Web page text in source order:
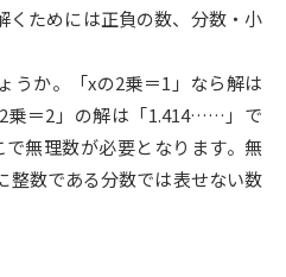
べる
国際・グローバルに強い大学特
集
奨学金・特待生制度特集
くためには正負の数、分数・小
うか。「xの2乗＝1」なら解は
乗＝2」の解は「1.414……」で
無理数が必要となります。無
整数である分数では表せない数